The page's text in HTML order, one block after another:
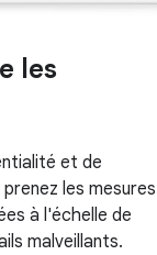
les
et de
les mesures
à l'échelle de
malveillants.